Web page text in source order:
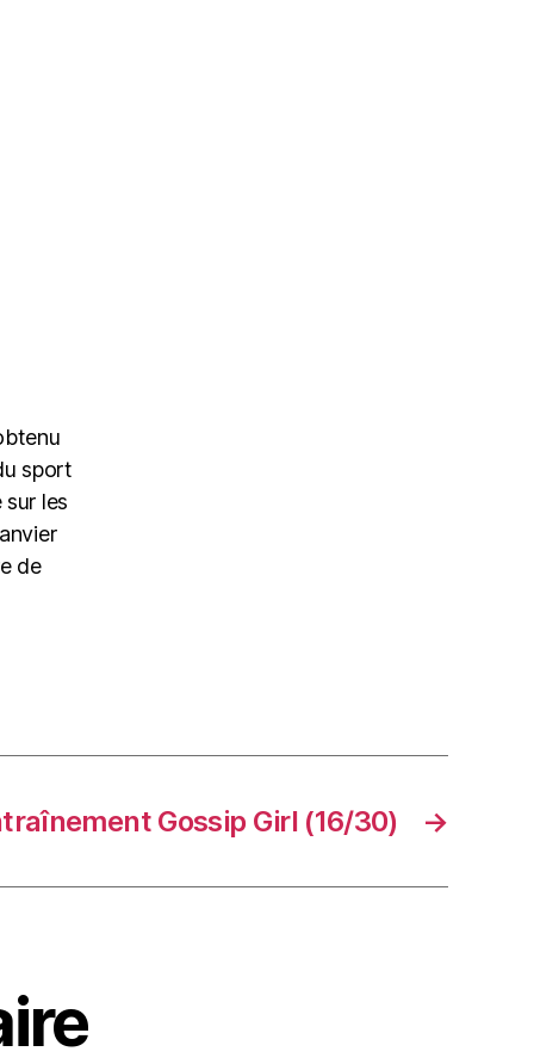
sport
les
de
→
Gossip Girl (16/30)